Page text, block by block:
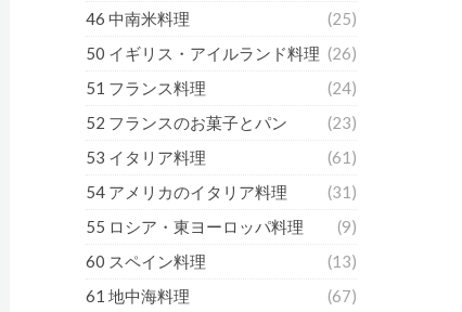
46 中南米料理
(25)
50 イギリス・アイルランド料理 (26)
51 フランス料理
(24)
52 フランスのお菓子とパン
(23)
53 イタリア料理
(61)
54 アメリカのイタリア料理
(31)
55 ロシア・東ヨーロッパ料理
(9)
60 スペイン料理
(13)
61 地中海料理
(67)